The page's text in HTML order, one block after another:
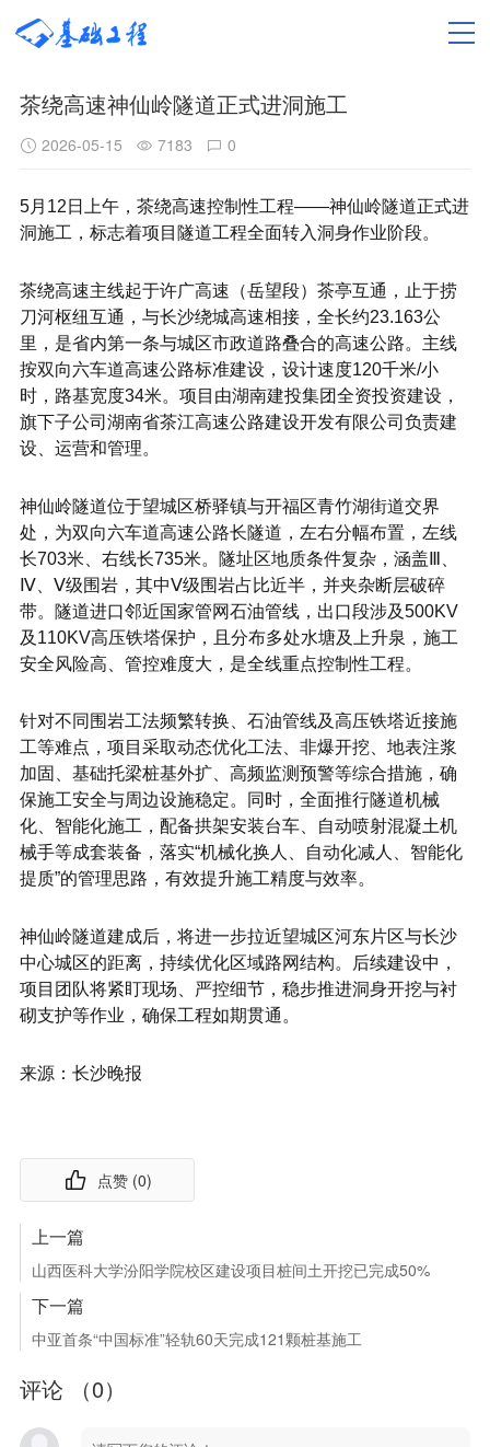
茶绕高速神仙岭隧道正式进洞施工
2026-05-15 7183 0
5月12日上午，茶绕高速控制性工程——神仙岭隧道正式进
洞施工，标志着项目隧道工程全面转入洞身作业阶段。
茶绕高速主线起于许广高速（岳望段）茶亭互通，止于捞
刀河枢纽互通，与长沙绕城高速相接，全长约23.163公
里，是省内第一条与城区市政道路叠合的高速公路。主线
按双向六车道高速公路标准建设，设计速度120千米/小
时，路基宽度34米。项目由湖南建投集团全资投资建设，
旗下子公司湖南省茶江高速公路建设开发有限公司负责建
设、运营和管理。
神仙岭隧道位于望城区桥驿镇与开福区青竹湖街道交界
处，为双向六车道高速公路长隧道，左右分幅布置，左线
长703米、右线长735米。隧址区地质条件复杂，涵盖Ⅲ、
Ⅳ、Ⅴ级围岩，其中Ⅴ级围岩占比近半，并夹杂断层破碎
带。隧道进口邻近国家管网石油管线，出口段涉及500KV
及110KV高压铁塔保护，且分布多处水塘及上升泉，施工
安全风险高、管控难度大，是全线重点控制性工程。
针对不同围岩工法频繁转换、石油管线及高压铁塔近接施
工等难点，项目采取动态优化工法、非爆开挖、地表注浆
加固、基础托梁桩基外扩、高频监测预警等综合措施，确
保施工安全与周边设施稳定。同时，全面推行隧道机械
化、智能化施工，配备拱架安装台车、自动喷射混凝土机
械手等成套装备，落实“机械化换人、自动化减人、智能化
提质”的管理思路，有效提升施工精度与效率。
神仙岭隧道建成后，将进一步拉近望城区河东片区与长沙
中心城区的距离，持续优化区域路网结构。后续建设中，
项目团队将紧盯现场、严控细节，稳步推进洞身开挖与衬
砌支护等作业，确保工程如期贯通。
来源： 长沙晚报
点赞 (0)
上一篇
山西医科大学汾阳学院校区建设项目桩间土开挖已完成50%
下一篇
中亚首条“中国标准”轻轨60天完成121颗桩基施工
评论 （0）